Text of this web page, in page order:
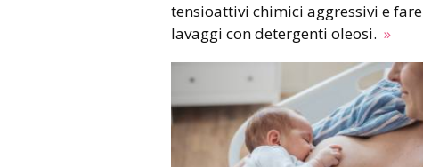
tensioattivi chimici aggressivi e fare
lavaggi con detergenti oleosi. »